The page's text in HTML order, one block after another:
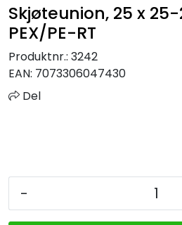
Skjøteunion, 25 x
PEX/PE-RT
Produktnr.: 3242
EAN: 7073306047430
Del
-
Varmeanlegg
Outlet